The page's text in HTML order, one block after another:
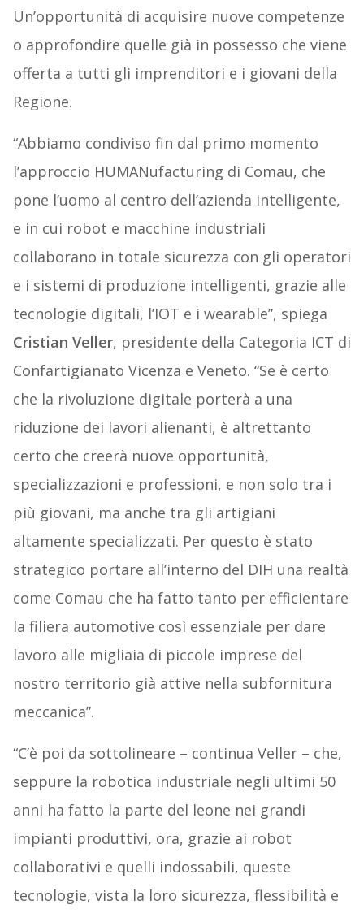
Un’opportunità di acquisire nuove competenze
o approfondire quelle già in possesso che viene
offerta a tutti gli imprenditori e i giovani della
Regione.
“Abbiamo condiviso fin dal primo momento
l’approccio HUMANufacturing di Comau, che
pone l’uomo al centro dell’azienda intelligente,
e in cui robot e macchine industriali
collaborano in totale sicurezza con gli operatori
e i sistemi di produzione intelligenti, grazie alle
tecnologie digitali, l’IOT e i wearable”, spiega
Cristian Veller, presidente della Categoria ICT di
Confartigianato Vicenza e Veneto. “Se è certo
che la rivoluzione digitale porterà a una
riduzione dei lavori alienanti, è altrettanto
certo che creerà nuove opportunità,
specializzazioni e professioni, e non solo tra i
più giovani, ma anche tra gli artigiani
altamente specializzati. Per questo è stato
strategico portare all’interno del DIH una realtà
come Comau che ha fatto tanto per efficientare
la filiera automotive così essenziale per dare
lavoro alle migliaia di piccole imprese del
nostro territorio già attive nella subfornitura
meccanica”.
“C’è poi da sottolineare – continua Veller – che,
seppure la robotica industriale negli ultimi 50
anni ha fatto la parte del leone nei grandi
impianti produttivi, ora, grazie ai robot
collaborativi e quelli indossabili, queste
tecnologie, vista la loro sicurezza, flessibilità e